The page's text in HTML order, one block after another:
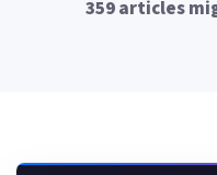
359 articles